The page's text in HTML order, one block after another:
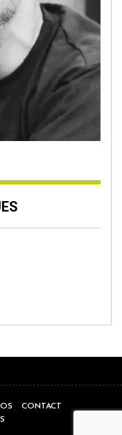
CONTACT